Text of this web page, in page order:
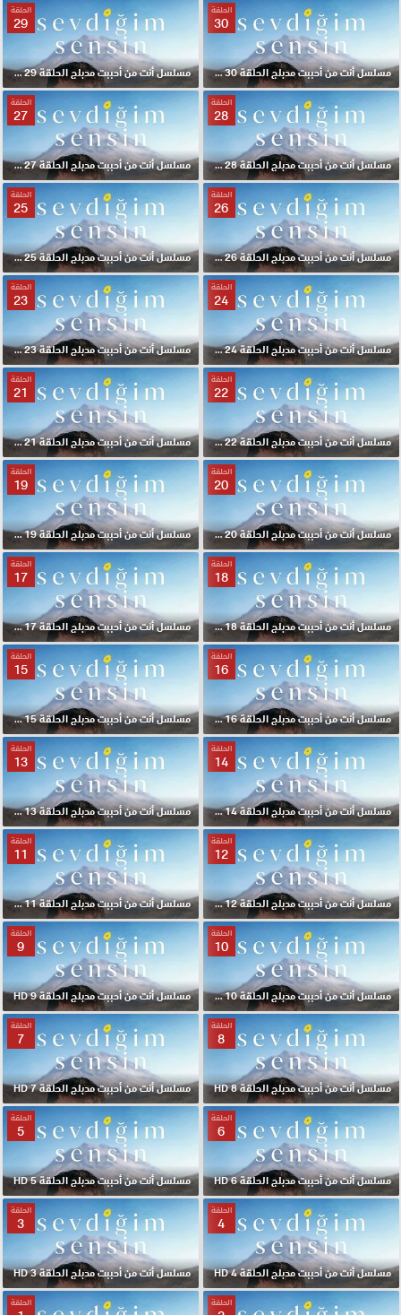
الحلقة
30
مسلسل أنت من أحببت مدبلج الحلقة 30 HD
الحلقة
29
مسلسل أنت من أحببت مدبلج الحلقة 29 HD
الحلقة
28
مسلسل أنت من أحببت مدبلج الحلقة 28 HD
الحلقة
27
مسلسل أنت من أحببت مدبلج الحلقة 27 HD
الحلقة
26
مسلسل أنت من أحببت مدبلج الحلقة 26 HD
الحلقة
25
مسلسل أنت من أحببت مدبلج الحلقة 25 HD
الحلقة
24
مسلسل أنت من أحببت مدبلج الحلقة 24 HD
الحلقة
23
مسلسل أنت من أحببت مدبلج الحلقة 23 HD
الحلقة
22
مسلسل أنت من أحببت مدبلج الحلقة 22 HD
الحلقة
21
مسلسل أنت من أحببت مدبلج الحلقة 21 HD
الحلقة
20
مسلسل أنت من أحببت مدبلج الحلقة 20 HD
الحلقة
19
مسلسل أنت من أحببت مدبلج الحلقة 19 HD
الحلقة
18
مسلسل أنت من أحببت مدبلج الحلقة 18 HD
الحلقة
17
مسلسل أنت من أحببت مدبلج الحلقة 17 HD
الحلقة
16
مسلسل أنت من أحببت مدبلج الحلقة 16 HD
الحلقة
15
مسلسل أنت من أحببت مدبلج الحلقة 15 HD
الحلقة
14
مسلسل أنت من أحببت مدبلج الحلقة 14 HD
الحلقة
13
مسلسل أنت من أحببت مدبلج الحلقة 13 HD
الحلقة
12
مسلسل أنت من أحببت مدبلج الحلقة 12 HD
الحلقة
11
مسلسل أنت من أحببت مدبلج الحلقة 11 HD
الحلقة
10
مسلسل أنت من أحببت مدبلج الحلقة 10 HD
الحلقة
9
مسلسل أنت من أحببت مدبلج الحلقة 9 HD
الحلقة
8
مسلسل أنت من أحببت مدبلج الحلقة 8 HD
الحلقة
7
مسلسل أنت من أحببت مدبلج الحلقة 7 HD
الحلقة
6
مسلسل أنت من أحببت مدبلج الحلقة 6 HD
الحلقة
5
مسلسل أنت من أحببت مدبلج الحلقة 5 HD
الحلقة
4
مسلسل أنت من أحببت مدبلج الحلقة 4 HD
الحلقة
3
مسلسل أنت من أحببت مدبلج الحلقة 3 HD
الحلقة الحلقة